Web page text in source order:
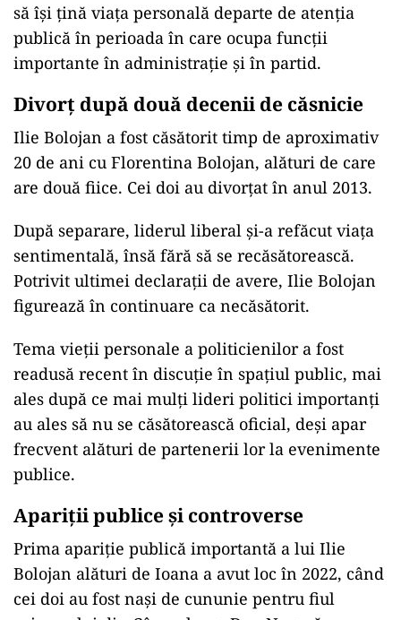
să își țină viața personală departe de atenția
publică în perioada în care ocupa funcții
importante în administrație și în partid.
Divorț după două decenii de căsnicie
Ilie Bolojan a fost căsătorit timp de aproximativ
20 de ani cu Florentina Bolojan, alături de care
are două fiice. Cei doi au divorțat în anul 2013.
După separare, liderul liberal și-a refăcut viața
sentimentală, însă fără să se recăsătorească.
Potrivit ultimei declarații de avere, Ilie Bolojan
figurează în continuare ca necăsătorit.
Tema vieții personale a politicienilor a fost
readusă recent în discuție în spațiul public, mai
ales după ce mai mulți lideri politici importanți
au ales să nu se căsătorească oficial, deși apar
frecvent alături de partenerii lor la evenimente
publice.
Apariții publice și controverse
Prima apariție publică importantă a lui Ilie
Bolojan alături de Ioana a avut loc în 2022, când
cei doi au fost nași de cununie pentru fiul